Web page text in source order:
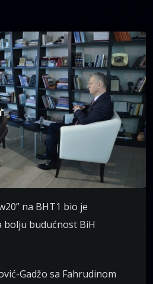
na BHT1 bio je
bolju budućnost BiH
Gadžo sa Fahrudinom